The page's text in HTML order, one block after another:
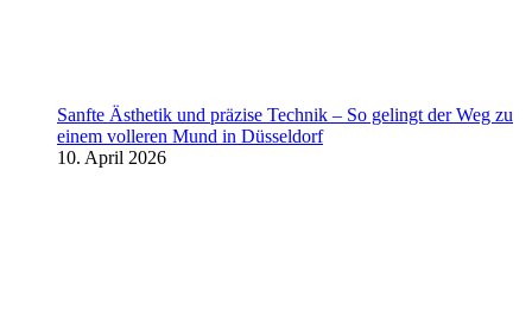
Sanfte Ästhetik und präzise Technik – So gelingt der Weg zu
einem volleren Mund in Düsseldorf
10. April 2026